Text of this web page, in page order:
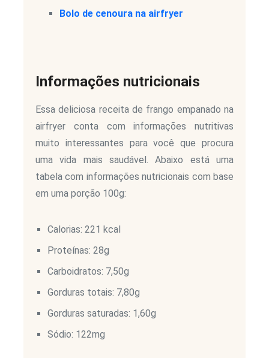
Bolo de cenoura na airfryer
Informações nutricionais
Essa deliciosa receita de frango empanado na
airfryer conta com informações nutritivas
muito interessantes para você que procura
uma vida mais saudável. Abaixo está uma
tabela com informações nutricionais com base
em uma porção 100g:
Calorias: 221 kcal
Proteínas: 28g
Carboidratos: 7,50g
Gorduras totais: 7,80g
Gorduras saturadas: 1,60g
Sódio: 122mg